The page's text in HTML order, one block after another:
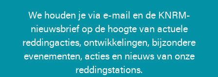
We houden je via e-mail en de KNRM-
nieuwsbrief op de hoogte van actuele
reddingacties, ontwikkelingen, bijzondere
evenementen, acties en nieuws van onze
reddingstations.